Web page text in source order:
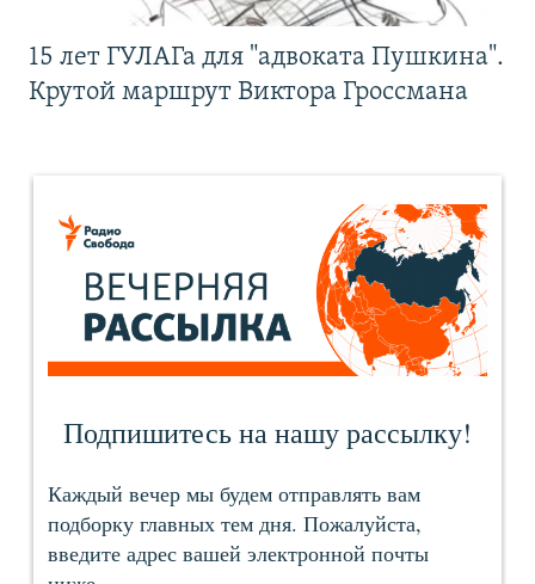
15 лет ГУЛАГа для "адвоката Пушкина".
Крутой маршрут Виктора Гроссмана